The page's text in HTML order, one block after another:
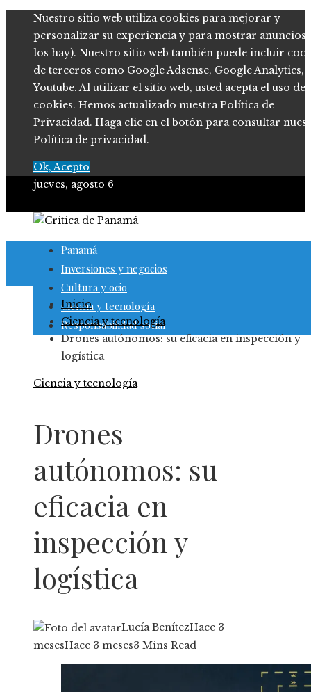
Nuestro sitio web utiliza cookies para mejorar y
personalizar su experiencia y para mostrar anuncios
los hay). Nuestro sitio web también puede incluir
de terceros como Google Adsense, Google Analytics,
Youtube. Al utilizar el sitio web, usted acepta el uso de
cookies. Hemos actualizado nuestra Política de
Privacidad. Haga clic en el botón para consultar
Política de privacidad.
Ok, Acepto
jueves, agosto 6
Panamá
Inversiones y negocios
Cultura y ocio
Ciencia y tecnología
Responsabilidad social
Inicio
Ciencia y tecnología
Drones autónomos: su eficacia en inspección y
logística
Ciencia y tecnología
Drones
autónomos: su
eficacia en
inspección y
logística
Lucía BenítezHace 3
mesesHace 3 meses3 Mins Read